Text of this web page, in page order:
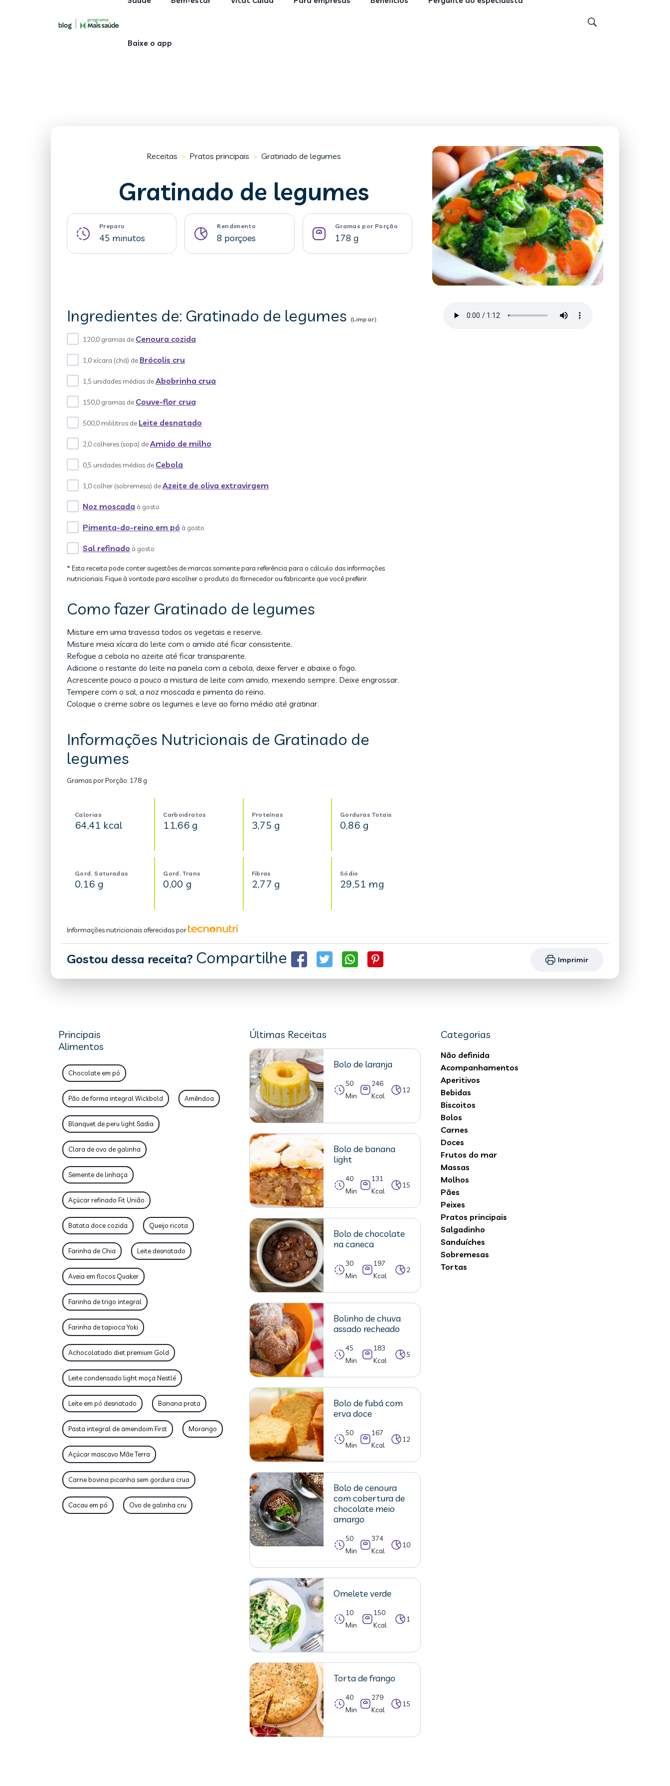
Baixe o app
Receitas > Pratos principais > Gratinado de legumes
Gratinado de legumes
Preparo
45 minutos
Rendimento
8 porçoes
Gramas por Porção
178 g
Ingredientes de: Gratinado de legumes (Limpar)
120,0 gramas de Cenoura cozida
1,0 xícara (chá) de Brócolis cru
1,5 unidades médias deAbobrinha crua
150,0 gramas de Couve-flor crua
500,0 mililitros de Leite desnatado
2,0 colheres (sopa) deAmido de milho
0,5 unidades médias de Cebola
1,0 colher (sobremesa) deAzeite de oliva extravirgem
Noz moscada à gosto
Pimenta-do-reino em pó à gosto
Sal refinado à gosto
* Esta receita pode conter sugestões de marcas somente para referência para o cálculo das informações
nutricionais. Fique à vontade para escolher o produto do fornecedor ou fabricante que você preferir.
Como fazer Gratinado de legumes
Misture em uma travessa todos os vegetais e reserve.
Misture meia xícara do leite com o amido até ficar consistente.
Refogue a cebola no azeite até ficar transparente.
Adicione o restante do leite na panela com a cebola, deixe ferver e abaixe o fogo.
Acrescente pouco a pouco a mistura de leite com amido, mexendo sempre. Deixe engrossar.
Tempere com o sal, a noz moscada e pimenta do reino.
Coloque o creme sobre os legumes e leve ao forno médio até gratinar.
Informações Nutricionais de Gratinado de
legumes
Gramas por Porção: 178 g
Calorias
64,41 kcal
Carboidratos
11,66 g
Proteínas
3,75 g
Gorduras Totais
0,86 g
Gord. Saturadas
0,16 g
Gord. Trans
0,00 g
Fibras
2,77 g
Sódio
29,51 mg
Informações nutricionais oferecidas por
Gostou dessa receita? Compartilhe Imprimir
Principais
Alimentos
Chocolate em pó
Pão de forma integral Wickbold Amêndoa
Blanquet de peru light Sadia
Clara de ovo de galinha
Semente de linhaça
Açúcar refinado Fit União
Batata doce cozida Queijo ricota
Farinha de Chia Leite desnatado
Aveia em flocos Quaker
Farinha de trigo integral
Farinha de tapioca Yoki
Achocolatado diet premium Gold
Leite condensado light moça Nestlé
Leite em pó desnatado Banana prata
Pasta integral de amendoim First Morango
Açúcar mascavo Mãe Terra
Carne bovina picanha sem gordura crua
Cacau em pó Ovo de galinha cru
Últimas Receitas
Bolo de laranja
50
Min
246
Kcal
12
Bolo de banana
light
40
Min
131
Kcal
15
Bolo de chocolate
na caneca
30
Min
197
Kcal
2
Bolinho de chuva
assado recheado
45
Min
183
Kcal
5
Bolo de fubá com
erva doce
50
Min
167
Kcal
12
Bolo de cenoura
com cobertura de
chocolate meio
amargo
50
Min
374
Kcal
10
Omelete verde
10
Min
150
Kcal
1
Torta de frango
40
Min
279
Kcal
15
Categorias
Não definida
Acompanhamentos
Aperitivos
Bebidas
Biscoitos
Bolos
Carnes
Doces
Frutos do mar
Massas
Molhos
Pães
Peixes
Pratos principais
Salgadinho
Sanduíches
Sobremesas
Tortas